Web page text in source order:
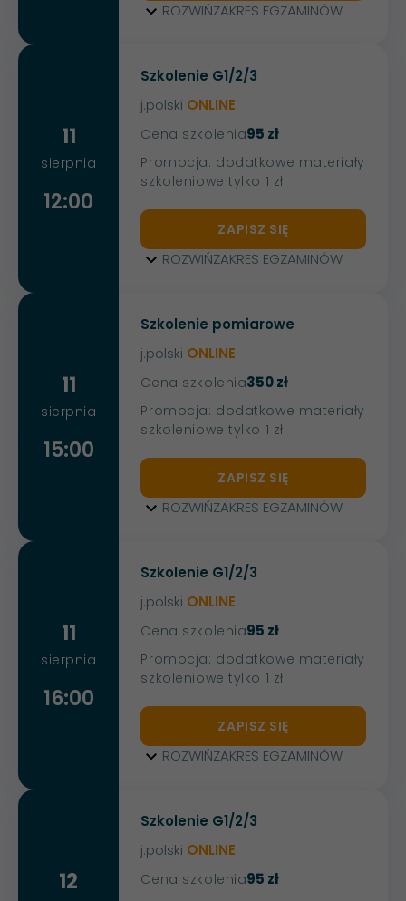
ROZWIŃZAKRES EGZAMINÓW
11
sierpnia
12:00
Szkolenie G1/2/3
j.polski ONLINE
95 zł
Cena szkolenia
Promocja: dodatkowe materiały
szkoleniowe tylko 1 zł
ZAPISZ SIĘ
ROZWIŃZAKRES EGZAMINÓW
11
sierpnia
15:00
Szkolenie pomiarowe
j.polski ONLINE
350 zł
Cena szkolenia
Promocja: dodatkowe materiały
szkoleniowe tylko 1 zł
ZAPISZ SIĘ
ROZWIŃZAKRES EGZAMINÓW
11
sierpnia
16:00
Szkolenie G1/2/3
j.polski ONLINE
95 zł
Cena szkolenia
Promocja: dodatkowe materiały
szkoleniowe tylko 1 zł
ZAPISZ SIĘ
ROZWIŃZAKRES EGZAMINÓW
12
Szkolenie G1/2/3
j.polski ONLINE
95 zł
Cena szkolenia